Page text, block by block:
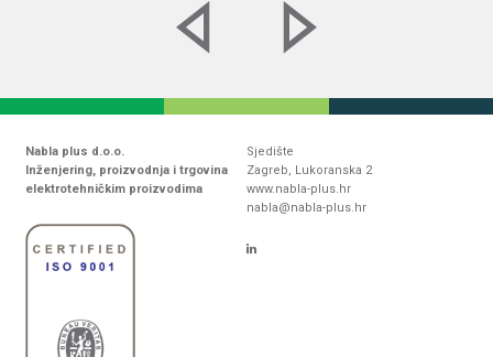
Nabla plus d.o.o.
Inženjering, proizvodnja i trgovina
elektrotehničkim proizvodima
Sjedište
Zagreb, Lukoranska 2
www.nabla-plus.hr
nabla@nabla-plus.hr